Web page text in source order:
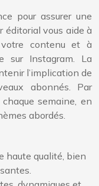
pour assurer une
éditorial vous aide à
contenu et à
sur Instagram. La
l’implication de
abonnés. Par
semaine, en
abordés.
haute qualité, bien